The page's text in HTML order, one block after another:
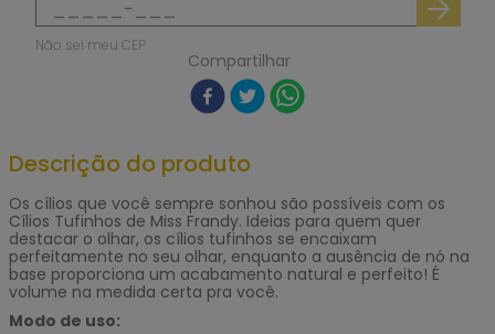
Não sei meu CEP
Compartilhar
Descrição do produto
Os cílios que você sempre sonhou são possíveis com os
Cílios Tufinhos de Miss Frandy. Ideias para quem quer
destacar o olhar, os cílios tufinhos se encaixam
perfeitamente no seu olhar, enquanto a ausência de nó na
base proporciona um acabamento natural e perfeito! É
volume na medida certa pra você.
Modo de uso: